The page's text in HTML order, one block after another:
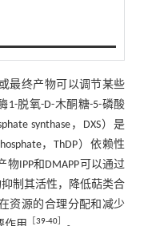
最终产物可以调节某些
1-脱氧-D-木酮糖-5-磷酸
synthase，DXS）是
，ThDP）依赖性
IPP和DMAPP可以通过
抑制其活性，降低萜类合
资源的合理分配和减少
39-40］